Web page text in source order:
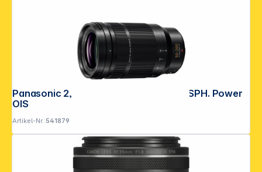
Panasonic 2,8-4,0/50-200 DG Leica ASPH. Power
OIS
Artikel-Nr.:541879